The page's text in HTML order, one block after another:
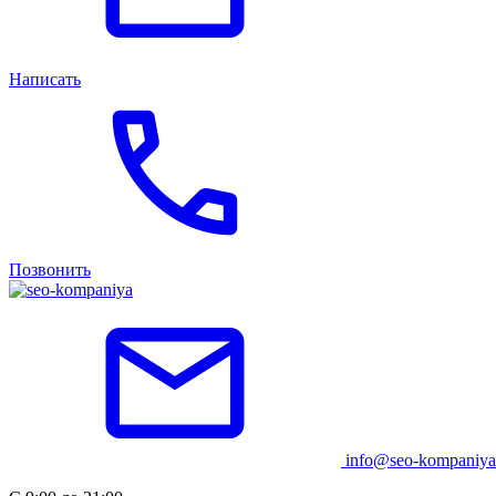
Написать
Позвонить
info@seo-